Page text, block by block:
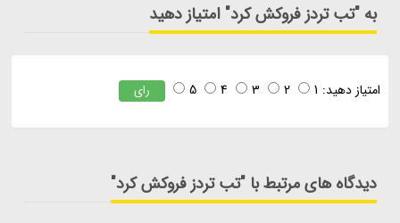
به "تب تردز فروکش کرد" امتیاز دهید
امتیاز دهید: 1
2
3
4
5 رای
دیدگاه های مرتبط با "تب تردز فروکش کرد"